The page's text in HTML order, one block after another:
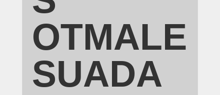
OTMALE
SUADA